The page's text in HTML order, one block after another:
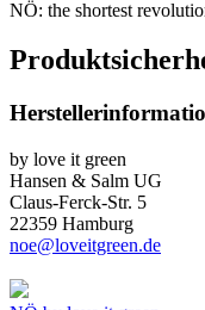
NÖ: the shortest
by love it green
Hansen & Salm UG
Claus-Ferck-Str. 5
22359 Hamburg
noe@loveitgreen.de